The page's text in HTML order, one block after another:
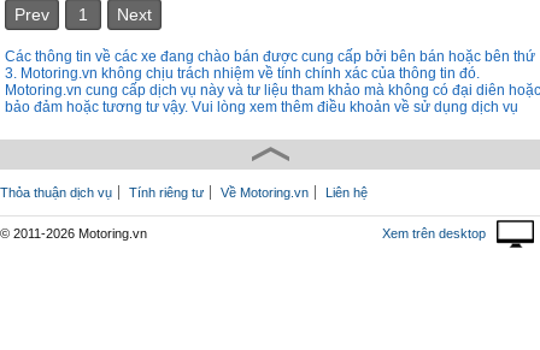
Prev 1 Next
Các thông tin về các xe đang chào bán được cung cấp bởi bên bán hoặc bên thứ
3. Motoring.vn không chịu trách nhiệm về tính chính xác của thông tin đó.
Motoring.vn cung cấp dịch vụ này và tư liệu tham khảo mà không có đại diên hoặc
bảo đảm hoặc tương tư vậy. Vui lòng xem thêm điều khoản về sử dụng dịch vụ
Thỏa thuận dịch vụ Tính riêng tư Về Motoring.vn Liên hệ
© 2011-2026 Motoring.vn Xem trên desktop